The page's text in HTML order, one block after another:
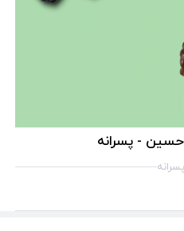
- پسرانه